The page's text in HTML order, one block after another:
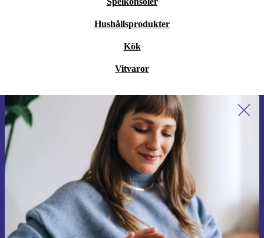
Hushållsprodukter
Kök
Vitvaror
Anmäl dig till vårt nyhetsbrev för
första gången och spara 200 kr!
Missa aldrig ett erbjudande igen.
Begär kupong
Information om användningen av personuppgifter finns i vår